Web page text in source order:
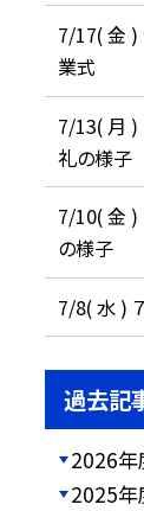
7/17( 金
業式
7/13( 月 )
礼の様子
7/10( 金 )
の様子
7/8( 水 )
過去記
2026年
2025年